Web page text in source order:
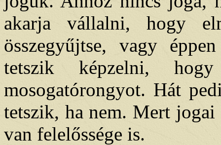
akarja vállalni, hogy
összegyűjtse, vagy
tetszik képzelni,
mosogatórongyot. Hát
tetszik, ha nem. Mert jogai
van felelőssége is.